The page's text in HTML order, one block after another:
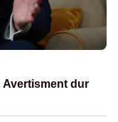
Avertisment dur